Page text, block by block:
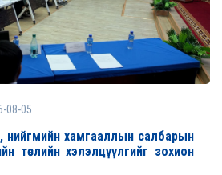
08-05
нийгмийн хамгааллын салбарын
төслийн хэлэлцүүлгийг зохион